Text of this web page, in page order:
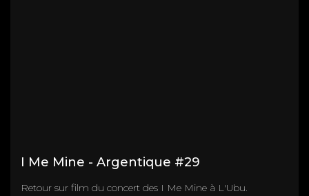
I Me Mine - Argentique #29
Retour sur film du concert des I Me Mine à L'Ubu.